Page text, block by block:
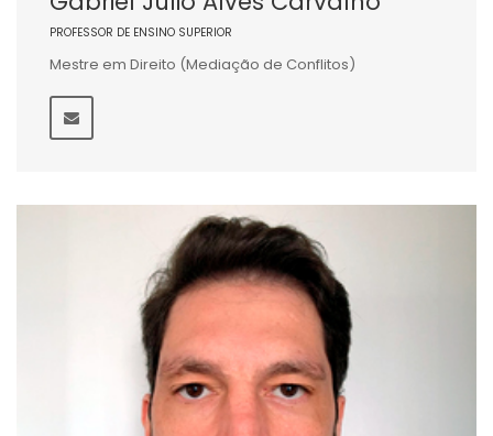
PROFESSOR DE ENSINO SUPERIOR
Mestre em Direito (Mediação de Conflitos)